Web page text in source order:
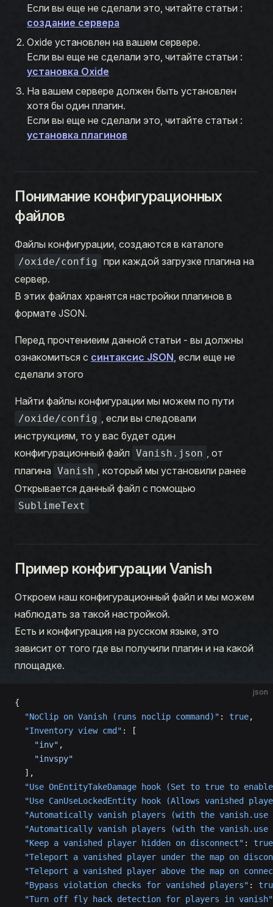
Если вы еще не сделали это, читайте статьи :
создание сервера
Oxide установлен на вашем сервере.
Если вы еще не сделали это, читайте статьи :
установка Oxide
На вашем сервере должен быть установлен
хотя бы один плагин.
Если вы еще не сделали это, читайте статьи :
установка плагинов
Понимание конфигурационных
файлов
Файлы конфигурации, создаются в каталоге
/oxide/config при каждой загрузке плагина на
сервер.
В этих файлах хранятся настройки плагинов в
формате JSON.
Перед прочтениеим данной статьи - вы должны
ознакомиться с синтаксис JSON, если еще не
сделали этого
Найти файлы конфигурации мы можем по пути
/oxide/config , если вы следовали
инструкциям, то у вас будет один
конфигурационный файл Vanish.json , от
плагина Vanish , который мы установили ранее
Открывается данный файл с помощью
SublimeText
Пример конфигурации Vanish
Откроем наш конфигурационный файл и мы можем
наблюдать за такой настройкой.
Есть и конфигурация на русском языке, это
зависит от того где вы получили плагин и на какой
площадке.
json
{
  "NoClip on Vanish (runs noclip command)"
: true,
  "Inventory view cmd"
: [
    "inv"
,
    "invspy"
  ],
"Use OnEntityTakeDamage hook (Set to true to
"Use CanUseLockedEntity hook (Allows vanished
"Automatically vanish players (with the vanish.use
"Automatically vanish players (with the vanish.use
  "Keep a vanished player hidden on disconnect"
: true
"Teleport a vanished player under the map on
"Teleport a vanished player above the map on
  "Bypass violation checks for vanished players"
:
  "Turn off fly hack detection for players in vanish"